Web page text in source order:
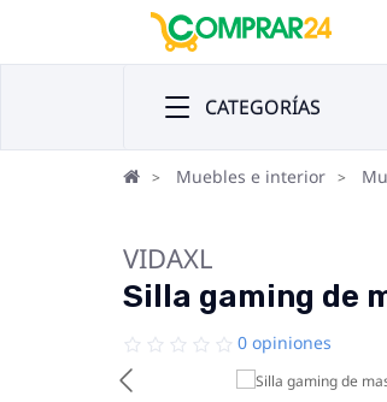
CATEGORÍAS
Muebles e interior
VIDAXL
Silla gaming de
0 opiniones